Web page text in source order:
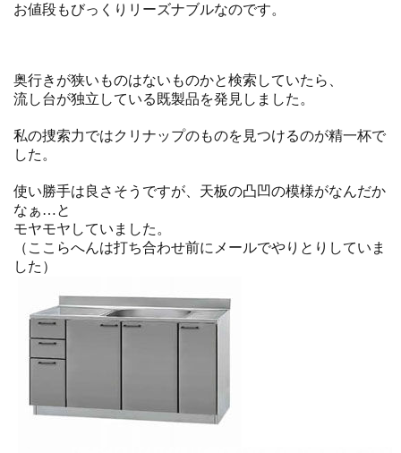
お値段もびっくりリーズナブルなのです。
奥行きが狭いものはないものかと検索していたら、
流し台が独立している既製品を発見しました。
私の捜索力ではクリナップのものを見つけるのが精一杯で
した。
使い勝手は良さそうですが、天板の凸凹の模様がなんだか
なぁ…と
モヤモヤしていました。
（ここらへんは打ち合わせ前にメールでやりとりしていま
した）